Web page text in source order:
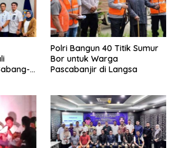
Polri Bangun 40 Titik Sumur
Bor untuk Warga
Pascabanjir di Langsa